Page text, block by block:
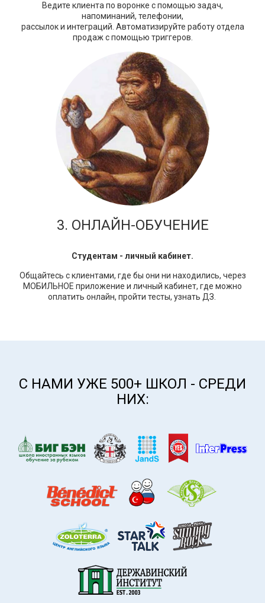
Ведите клиента по воронке с помощью задач,
напоминаний, телефонии,
рассылок и интеграций. Автоматизируйте работу отдела
продаж с помощью триггеров.
3. ОНЛАЙН-ОБУЧЕНИЕ
Студентам - личный кабинет.
Общайтесь с клиентами, где бы они ни находились, через
МОБИЛЬНОЕ приложение и личный кабинет, где можно
оплатить онлайн, пройти тесты, узнать ДЗ.
С НАМИ УЖЕ 500+ ШКОЛ - СРЕДИ
НИХ: